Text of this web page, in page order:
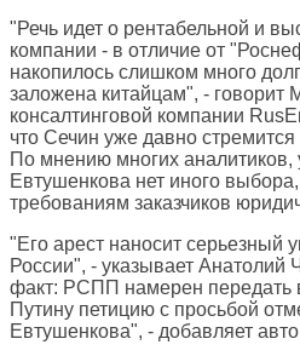
"Речь идет о рентабельной и
компании - в отличие от
накопилось слишком много
заложена китайцам", - говорит
консалтинговой компании
что Сечин уже давно
По мнению многих
Евтушенкова нет иного выбора,
требованиям заказчиков
"Его арест наносит серьезный
России", - указывает
факт: РСПП намерен передать
Путину петицию с просьбой
Евтушенкова", - добавляет